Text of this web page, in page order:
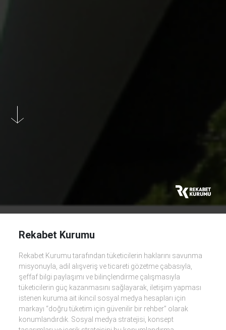
Rekabet Kurumu
Rekabet Kurumu tarafından tüketicilerin haklarını savunma
misyonuyla, adil alışveriş ve ticareti gözetme çabasıyla,
şeffaf bilgi paylaşımı ve bilinçlendirme çalışmasıyla
tüketicilerin güç kazanmasını sağlayarak, iletişim yapması
istenen kuruma ait ikincil sosyal medya hesapları için
markayı “doğru tüketim için güvenilir bir rehber” olarak
konumlandırdık. Sosyal medya stratejisi, konsept